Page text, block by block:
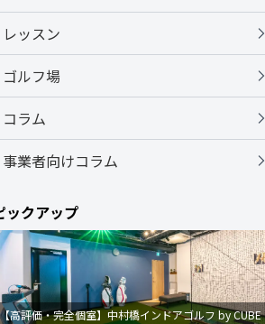
レッスン
ゴルフ場
コラム
事業者向けコラム
ックアップ
【高評価・完全個室】中村橋インドアゴルフ by CUBE